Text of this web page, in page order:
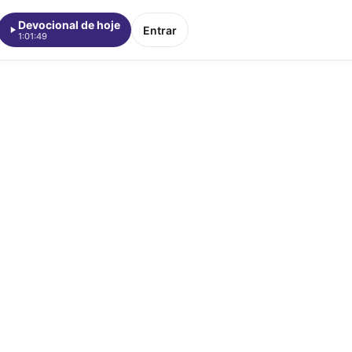
Devocional de hoje
1:01:49 Entrar